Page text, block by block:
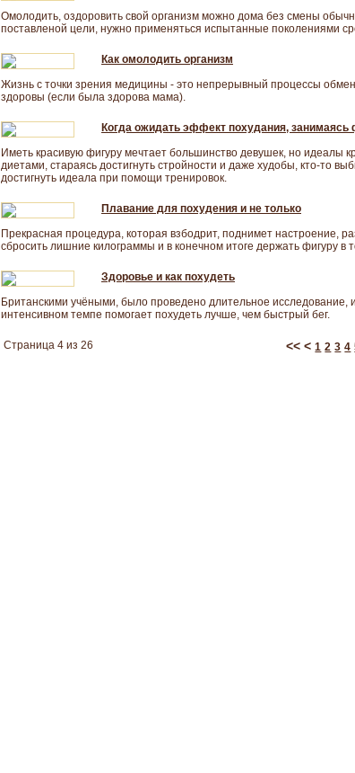
Омолодить, оздоровить свой организм можно дома без смены
поставленой цели, нужно применяться испытанные поколениями
Как омолодить организм
Жизнь с точки зрения медицины - это непрерывный процессы
здоровы (если была здорова мама).
Когда ожидать эффект похудания, занимаясь
Иметь красивую фигуру мечтает большинство девушек, но идеалы
диетами, стараясь достигнуть стройности и даже худобы, кто-то
достигнуть идеала при помощи тренировок.
Плавание для похудения и не только
Прекрасная процедура, которая взбодрит, поднимет настроение,
сбросить лишние килограммы и в конечном итоге держать фигуру в
Здоровье и как похудеть
Британскими учёными, было проведено длительное исследование,
интенсивном темпе помогает похудеть лучше, чем быстрый бег.
Страница 4 из 26 <<<1 2 3 4